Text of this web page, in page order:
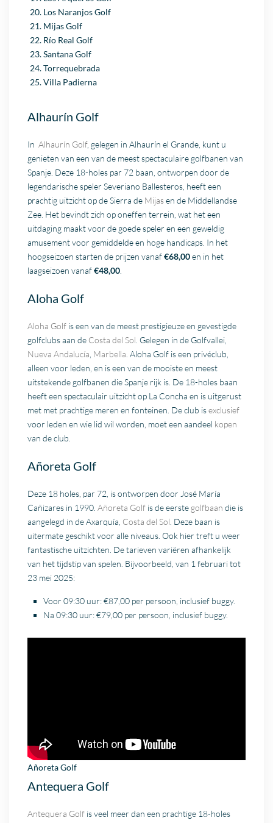
Los Naranjos Golf
Mijas Golf
Río Real Golf
Santana Golf
Torrequebrada
Villa Padierna
Alhaurín Golf
In Alhaurín Golf, gelegen in Alhaurín el Grande, kunt u
genieten van een van de meest spectaculaire golfbanen van
Spanje. Deze 18-holes par 72 baan, ontworpen door de
legendarische speler Severiano Ballesteros, heeft een
prachtig uitzicht op de Sierra de Mijasen de Middellandse
Zee. Het bevindt zich op oneffen terrein, wat het een
uitdaging maakt voor de goede speler en een geweldig
amusement voor gemiddelde en hoge handicaps. In het
hoogseizoen starten de prijzen vanaf€68,00en in het
laagseizoen vanaf€48,00
Aloha Golf
Aloha Golf is een van de meest prestigieuze en gevestigde
golfclubs aan de Costa del Sol . Gelegen in de Golfvallei,
Nueva Andalucía Marbella . Aloha Golf is een privéclub,
alleen voor leden, en is een van de mooiste en meest
uitstekende golfbanen die Spanje rijk is. De 18-holes baan
heeft een spectaculair uitzicht op La Concha en is uitgerust
met met prachtige meren en fonteinen. De club isexclusief
voor leden en wie lid wil worden, moet een aandeel kopen
van de club.
Añoreta Golf
Deze 18 holes, par 72, is ontworpen door José María
Cañizares in 1990.Añoreta Golf is de eerste golfbaan die is
aangelegd in de Axarquía, Costa del Sol . Deze baan is
uitermate geschikt voor alle niveaus. Ook hier treft u weer
fantastische uitzichten. De tarieven variëren afhankelijk
van het tijdstip van spelen. Bijvoorbeeld, van 1 februari tot
23 mei 2025:
Voor 09:30 uur: €87,00 per persoon, inclusief buggy.
Na 09:30 uur: €79,00 per persoon, inclusief buggy.
Añoreta Golf
Antequera Golf
Antequera Golf is veel meer dan een prachtige 18-holes